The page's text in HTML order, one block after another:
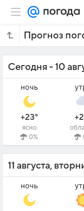
Сегодня - 10
ночь
+23°
ясно
0%
11 августа,
ночь